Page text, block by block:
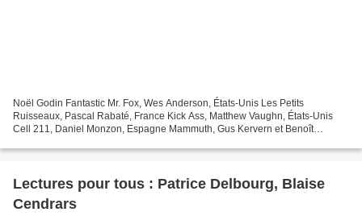
Noël Godin Fantastic Mr. Fox, Wes Anderson, États-Unis Les Petits
Ruisseaux, Pascal Rabaté, France Kick Ass, Matthew Vaughn, États-Unis
Cell 211, Daniel Monzon, Espagne Mammuth, Gus Kervern et Benoît
Lectures pour tous : Patrice Delbourg, Blaise
Cendrars